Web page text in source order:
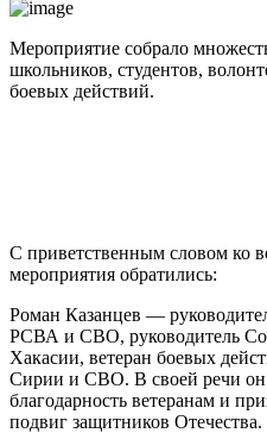
Мероприятие собрало
школьников, студентов,
боевых действий.
С приветственным словом ко
мероприятия обратились:
Роман Казанцев —
РСВА и СВО, руководитель
Хакасии, ветеран боевых
Сирии и СВО. В своей речи он
благодарность ветеранам и
подвиг защитников Отечества.